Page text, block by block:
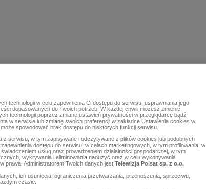
technologii w celu zapewnienia Ci dostępu do serwisu, usprawniania jego
dopasowanych do Twoich potrzeb. W każdej chwili możesz zmienić
technologii poprzez zmianę ustawień prywatności w przeglądarce bądź
w serwisie lub zmianę swoich preferencji w zakładce Ustawienia cookies w
spowodować brak dostępu do niektórych funkcji serwisu.
z serwisu, w tym zapisywane i odczytywane z plików cookies lub podobnych
dostępu do serwisu, w celach marketingowych, w tym profilowania, w
usług oraz prowadzeniem działalności gospodarczej, w tym
wykrywania i eliminowania nadużyć oraz w celu wykonywania
prawa. Administratorem Twoich danych jest Telewizja Polsat sp. z o.o.
ich usunięcia, ograniczenia przetwarzania, przenoszenia, sprzeciwu,
czasie.